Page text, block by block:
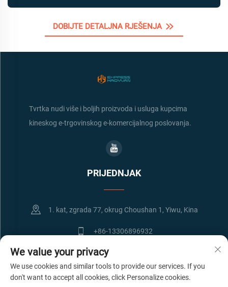
DOBIJTE DETALJNA RJEŠENJA
Tvrtka nudi više i boljih proizvoda i usluga kupcima
kineskog e-trgovinskog e-komercijalnog poslovanja.
PRIJEDNJAK
1. kat, zgrada 77, okrug Choushan 1, Yiwu, Kina
+86-13306896932
[email protected]
We value your privacy
We use cookies and similar tools to provide our services. If you
don't want to accept all cookies, click Personalize cookies.